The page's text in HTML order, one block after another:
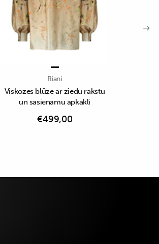
Riani
Viskozes blūze ar ziedu rakstu
un sasienamu apkakli
€499,00